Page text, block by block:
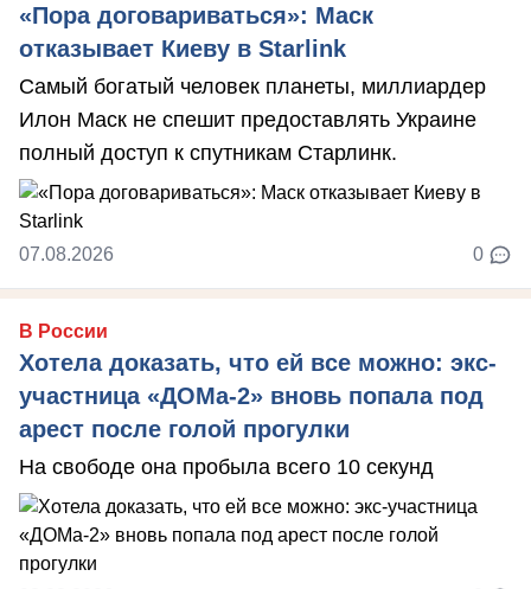
«Пора договариваться»: Маск
отказывает Киеву в Starlink
Самый богатый человек планеты, миллиардер
Илон Маск не спешит предоставлять Украине
полный доступ к спутникам Старлинк.
07.08.2026 0
В России
Хотела доказать, что ей все можно: экс-
участница «ДОМа-2» вновь попала под
арест после голой прогулки
На свободе она пробыла всего 10 секунд